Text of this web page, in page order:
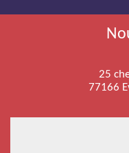
25
77166